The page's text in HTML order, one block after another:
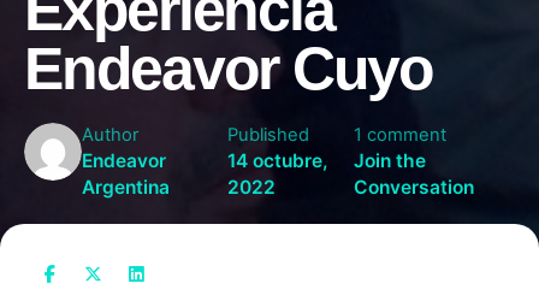
Endeavor Cuyo
Author
Endeavor
Argentina
Published
14 octubre,
2022
1 comment
Join the
Conversation